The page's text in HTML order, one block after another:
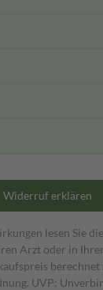
Widerruf erklären
lesen Sie
Arzt oder in
berechnet
UVP: